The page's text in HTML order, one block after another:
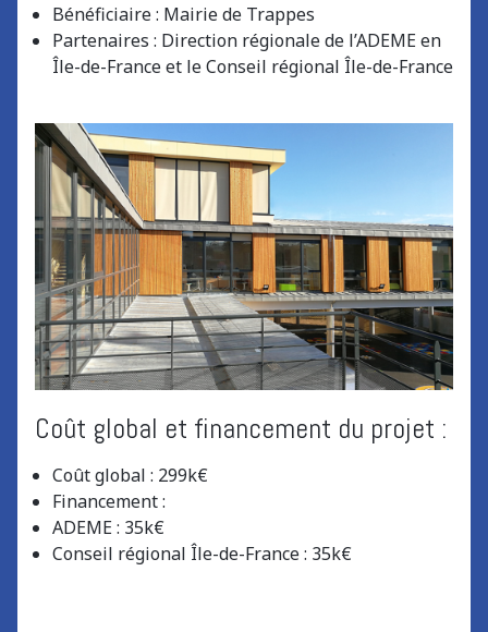
Bénéficiaire : Mairie de Trappes
Partenaires : Direction régionale de l’ADEME en
Île-de-France et le Conseil régional Île-de-France
Coût global et financement du projet :
Coût global : 299k€
Financement :
ADEME : 35k€
Conseil régional Île-de-France : 35k€